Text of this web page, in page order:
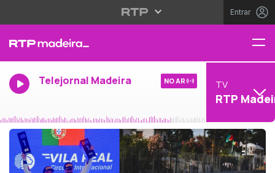
Entrar
Telejornal Madeira NO AR TV
RTP